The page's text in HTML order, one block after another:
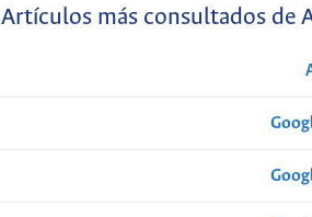
Artículos más consultados de